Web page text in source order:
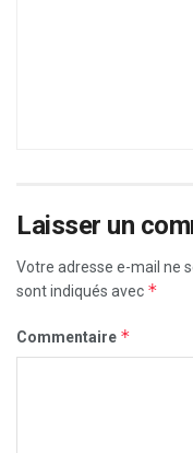
Laisser un
Votre adresse e-mail ne
sont indiqués avec *
Commentaire *